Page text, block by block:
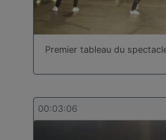
Premier tableau du
00:03:06